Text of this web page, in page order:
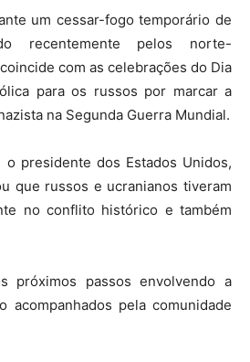
um cessar-fogo temporário de
recentemente pelos norte-
com as celebrações do Dia
para os russos por marcar a
na Segunda Guerra Mundial.
o presidente dos Estados Unidos,
que russos e ucranianos tiveram
no conflito histórico e também
próximos passos envolvendo a
acompanhados pela comunidade